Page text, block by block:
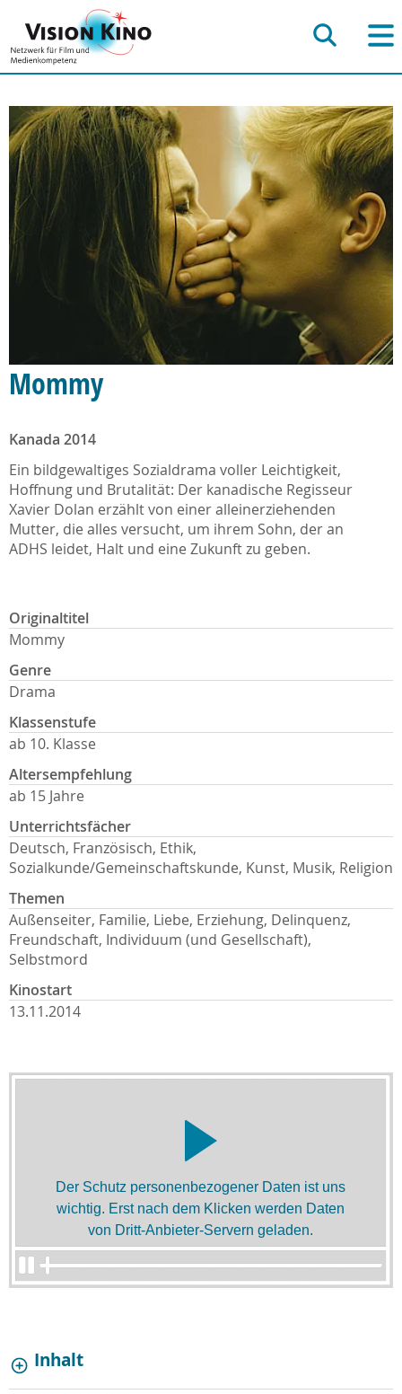
Mommy
Kanada 2014
Ein bildgewaltiges Sozialdrama voller Leichtigkeit,
Hoffnung und Brutalität: Der kanadische Regisseur
Xavier Dolan erzählt von einer alleinerziehenden
Mutter, die alles versucht, um ihrem Sohn, der an
ADHS leidet, Halt und eine Zukunft zu geben.
Originaltitel
Mommy
Genre
Drama
Klassenstufe
ab 10. Klasse
Altersempfehlung
ab 15 Jahre
Unterrichtsfächer
Deutsch, Französisch, Ethik,
Sozialkunde/Gemeinschaftskunde, Kunst, Musik, Religion
Themen
Außenseiter, Familie, Liebe, Erziehung, Delinquenz,
Freundschaft, Individuum (und Gesellschaft),
Selbstmord
Kinostart
13.11.2014
Der Schutz personenbezogener Daten ist uns
wichtig. Erst nach dem Klicken werden Daten
von Dritt-Anbieter-Servern geladen.
Inhalt